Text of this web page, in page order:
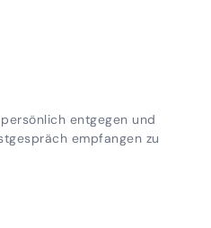
entgegen und
empfangen zu